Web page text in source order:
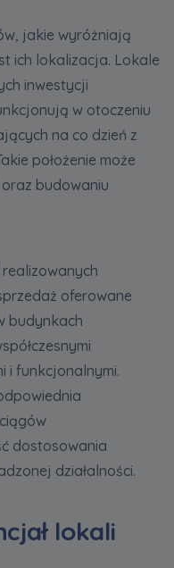
jakie wyróżniają
ich lokalizacja. Lokale
inwestycji
w otoczeniu
na co dzień z
położenie może
budowaniu
oferowane
budynkach
i funkcjonalnymi.
dostosowania
działalności.
lokali